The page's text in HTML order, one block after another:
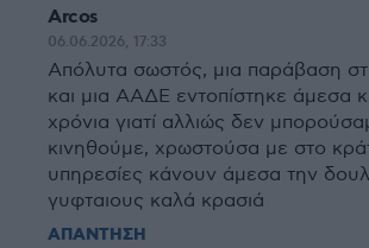
Arcos
06.06.2026, 17:33
Απόλυτα σωστός, μια παράβαση
και μια ΑΑΔΕ εντοπίστηκε άμεσα
χρόνια γιατί αλλιώς δεν
κινηθούμε, χρωστούσα με στο
υπηρεσίες κάνουν άμεσα την
γυφταιους καλά κρασιά
ΑΠΑΝΤΗΣΗ